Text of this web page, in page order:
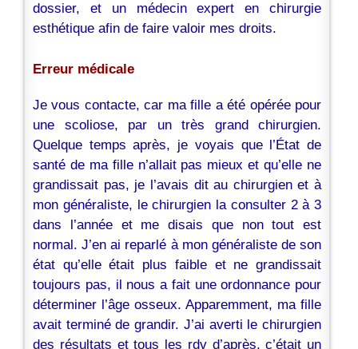
dossier, et un médecin expert en chirurgie
esthétique afin de faire valoir mes droits.
Erreur médicale
Je vous contacte, car ma fille a été opérée pour
une scoliose, par un très grand chirurgien.
Quelque temps après, je voyais que l’État de
santé de ma fille n’allait pas mieux et qu’elle ne
grandissait pas, je l’avais dit au chirurgien et à
mon généraliste, le chirurgien la consulter 2 à 3
dans l’année et me disais que non tout est
normal. J’en ai reparlé à mon généraliste de son
état qu’elle était plus faible et ne grandissait
toujours pas, il nous a fait une ordonnance pour
déterminer l’âge osseux. Apparemment, ma fille
avait terminé de grandir. J’ai averti le chirurgien
des résultats et tous les rdv d’après, c’était un